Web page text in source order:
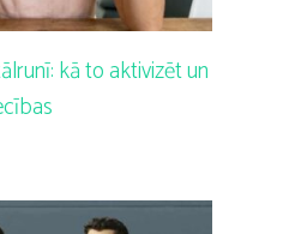
kā to aktivizēt un